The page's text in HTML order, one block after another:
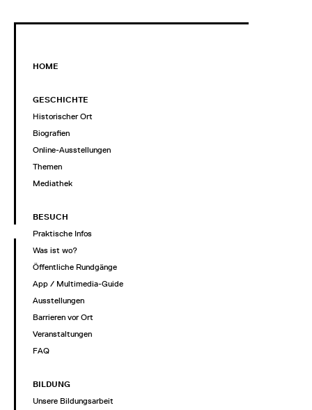
HOME
GESCHICHTE
Historischer Ort
Biografien
Online-Ausstellungen
Themen
Mediathek
BESUCH
Praktische Infos
Was ist wo?
Öffentliche Rundgänge
App / Multimedia-Guide
Ausstellungen
Barrieren vor Ort
Veranstaltungen
FAQ
BILDUNG
Unsere Bildungsarbeit